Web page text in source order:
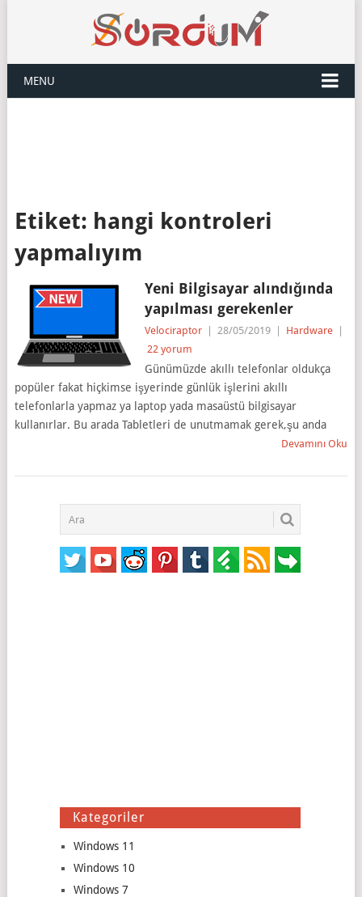
MENU
Etiket: hangi kontroleri
yapmalıyım
Yeni Bilgisayar alındığında
yapılması gerekenler
Velociraptor 28/05/2019 Hardware
22 yorum
Günümüzde akıllı telefonlar oldukça
popüler fakat hiçkimse işyerinde günlük işlerini akıllı
telefonlarla yapmaz ya laptop yada masaüstü bilgisayar
kullanırlar. Bu arada Tabletleri de unutmamak gerek,şu anda
Devamını Oku
Kategoriler
Windows 11
Windows 10
Windows 7